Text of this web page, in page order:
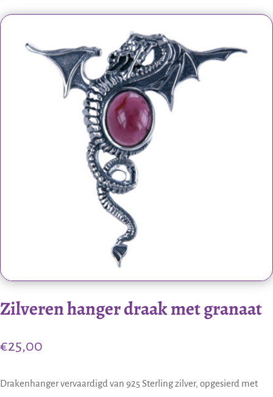
Zilveren hanger draak met granaat
€25,00
Drakenhanger vervaardigd van 925 Sterling zilver, opgesierd met